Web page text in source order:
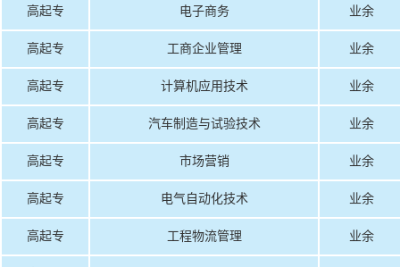
高起专 电子商务 业余
高起专 工商企业管理 业余
高起专 计算机应用技术 业余
高起专 汽车制造与试验技术 业余
高起专 市场营销 业余
高起专 电气自动化技术 业余
高起专 工程物流管理 业余